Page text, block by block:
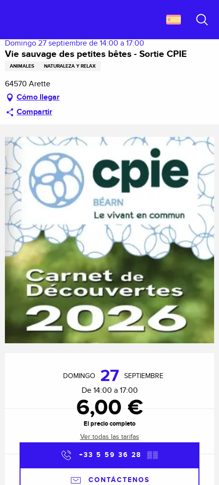
principal
Domingo 27 septiembre de 14:00 a 17:00
Vie sauvage des petites bêtes - Sortie CPIE
ANIMALES NATURALEZA Y RELAX
64570 Arette
Cómo llegar
Compartir
DOMINGO 27 SEPTIEMBRE
De 14:00 a 17:00
6,00 €
El precio completo
Ver todas las tarifas
+33 5 59 36 28 ▒▒
CONTÁCTENOS